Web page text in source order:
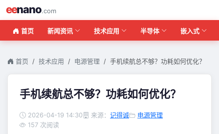
eenano.com
首页 新闻资讯 技术应用 半导体 嵌入式
首页 技术应用 电源管理 手机续航总不够？功耗如何优化？
手机续航总不够？功耗如何优化？
2026-04-19 14:30 来源： 记得诚
电源管理
157 次阅读